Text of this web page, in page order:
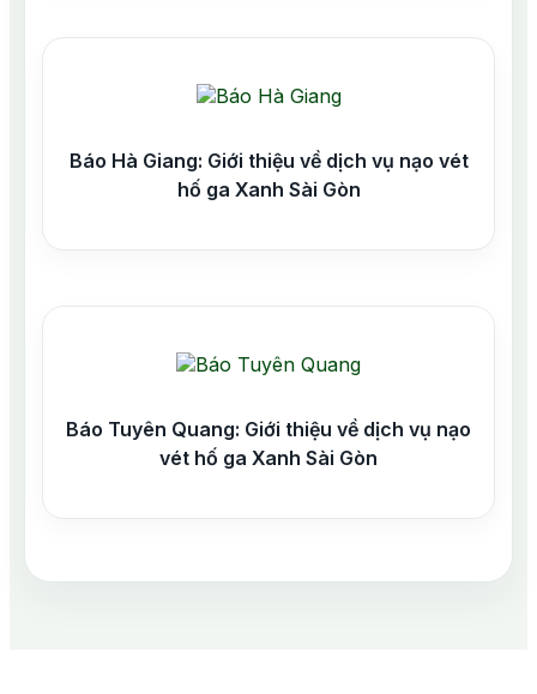
Báo Hà Giang: Giới thiệu về dịch vụ nạo vét
hố ga Xanh Sài Gòn
Báo Tuyên Quang: Giới thiệu về dịch vụ nạo
vét hố ga Xanh Sài Gòn